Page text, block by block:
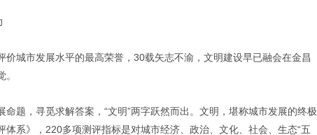
城市发展水平的最高荣誉， 30载矢志不渝，文明建设早已融会在金昌
命题，寻觅求解答案，“文明”两字跃然而出。文明，堪称城市发展的终极
体系》， 220多项测评指标是对城市经济、政治、文化、社会、生态“五